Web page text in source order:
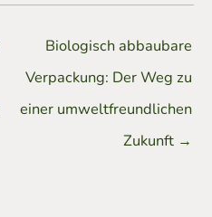
Biologisch abbaubare
Verpackung: Der Weg zu
einer umweltfreundlichen
Zukunft →